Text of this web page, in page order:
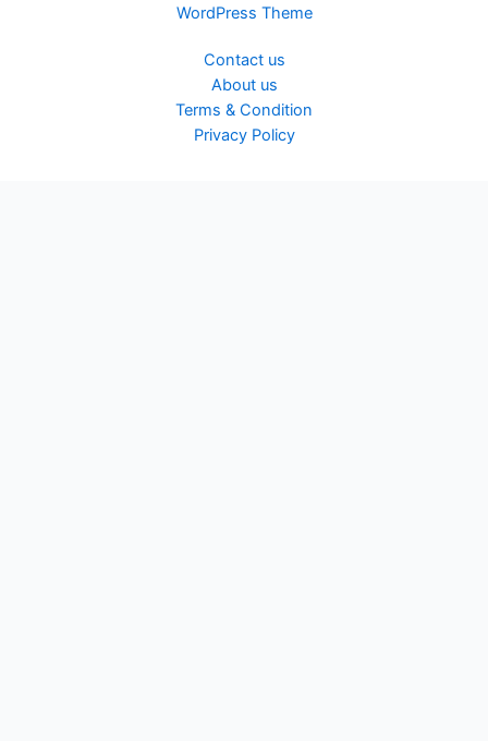
WordPress Theme
Contact us
About us
Terms & Condition
Privacy Policy